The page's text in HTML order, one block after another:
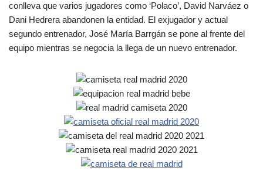
conlleva que varios jugadores como ‘Polaco’, David Narváez o
Dani Hedrera abandonen la entidad. El exjugador y actual
segundo entrenador, José María Barrgán se pone al frente del
equipo mientras se negocia la llega de un nuevo entrenador.